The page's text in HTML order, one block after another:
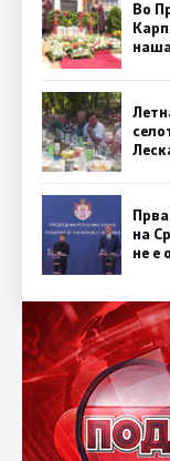
Во
на
не е